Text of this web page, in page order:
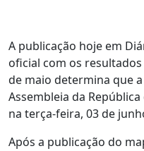
A publicação hoje em
oficial com os
de maio determina que
Assembleia da
na terça-feira, 03 de
Após a publicação do